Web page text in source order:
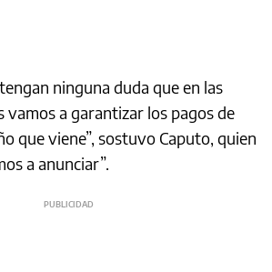
ninguna duda que en las
vamos a garantizar los pagos de
que viene”, sostuvo Caputo, quien
a anunciar”.